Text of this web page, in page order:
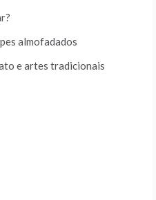
almofadados
e artes tradicionais